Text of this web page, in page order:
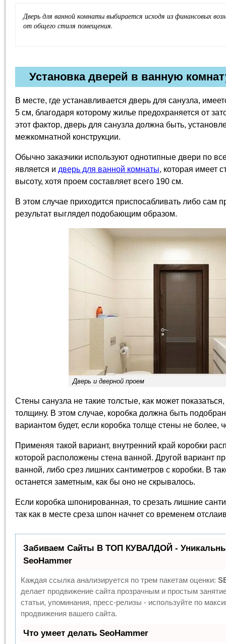
Дверь для ванной комнаты выбирается исходя из финансовых
от общего стиля помещения.
Установка дверей в ванную
В месте, где устанавливается дверь для санузла,
5 см, благодаря которому жилье предохраняется от
этот фактор, дверь для санузла должна быть,
межкомнатной конструкции.
Обычно заказчики используют однотипные двери по
является и дверь для ванной комнаты, которая имеет
высоту, хотя проем составляет всего 190 см.
В этом случае приходится приспосабливать либо сам
результат выглядел подобающим образом.
Дверь и дверной проем
Стены санузла не такие толстые, как может
толщину. В этом случае, коробка должна быть
вариантом будет, если коробка толще стены не более,
Применяя такой вариант, внутренний край коробки
которой расположены стена ванной. Другой вариант
ванной, либо срез лишних сантиметров с коробки. В
останется заметным, как бы оно не скрывалось.
Если коробка шпонированная, то срезать лишние
так как в месте среза шпон начнет со временем
Забиваем Сайты В ТОП КУВАЛДОЙ -
SeoHammer
Каждая ссылка анализируется по трем пакетам оценки:
делает продвижение сайта прозрачным и простым
статьи, упоминания, пресс-релизы - используйте по
продвижения вашего сайта.
Что умеет делать SeoHammer